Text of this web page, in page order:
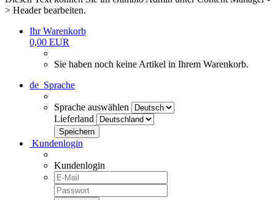
> Header bearbeiten.
Ihr Warenkorb
0,00 EUR
Sie haben noch keine Artikel in Ihrem Warenkorb.
de Sprache
Sprache auswählen
Lieferland
Kundenlogin
Kundenlogin